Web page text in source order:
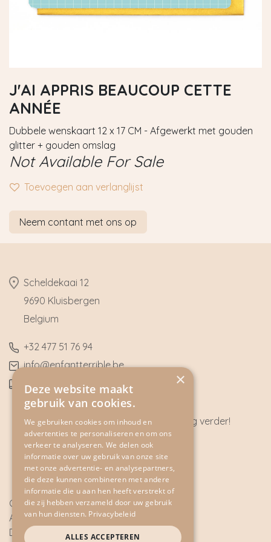
J'AI APPRIS BEAUCOUP CETTE
ANNÉE
Dubbele wenskaart 12 x 17 CM - Afgewerkt met gouden
glitter + gouden omslag
Not Available For Sale
Toevoegen aan verlanglijst
Neem contant met ons op
​Scheldekaai 12
9690 Kluisbergen
​Belgium
​+32 477 51 76 94
​info@enfantterrible.be
BE0636790746
Heeft u vragen? Wij helpen u graag verder!
CONTACT
Cookie Policy
Algemene voorwaarden
Disclaimer
×
Deze website maakt
gebruik van cookies.
We gebruiken cookies om inhoud en
advertenties te personaliseren en om ons
verkeer te analyseren. We delen ook
informatie over uw gebruik van onze site
met onze advertentie- en analysepartners,
die deze kunnen combineren met andere
informatie die u aan hen heeft verstrekt of
die zij hebben verzameld door uw gebruik
van hun diensten. Privacybeleid
ALLES ACCEPTEREN